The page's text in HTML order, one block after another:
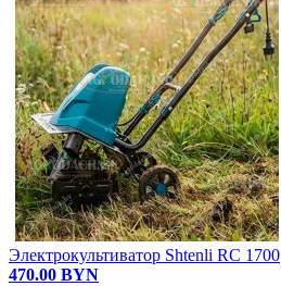
Электрокультиватор Shtenli RC 1700
470.00 BYN